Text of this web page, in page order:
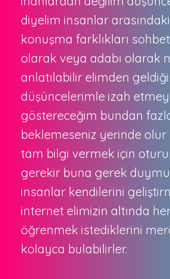
diyelim insanlar
konuşma farklıkları
olarak veya adabı olarak
anlatılabilir elimden
düşüncelerimle izah
göstereceğim bundan
beklemeseniz yerinde olur
tam bilgi vermek için
gerekir buna gerek
insanlar kendilerini
internet elimizin altında
öğrenmek istediklerini
kolayca bulabilirler.